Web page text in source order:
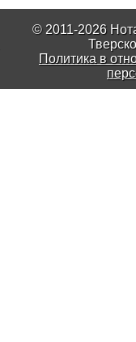
© 2011-2026
Политика в